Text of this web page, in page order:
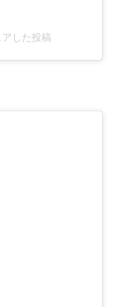
した投稿